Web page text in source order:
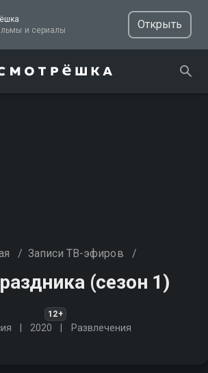
ТВ, фильмы и сериалы
Открыть
/ Записи ТВ-эфиров /
(сезон 1)
12+
2020 Развлечения